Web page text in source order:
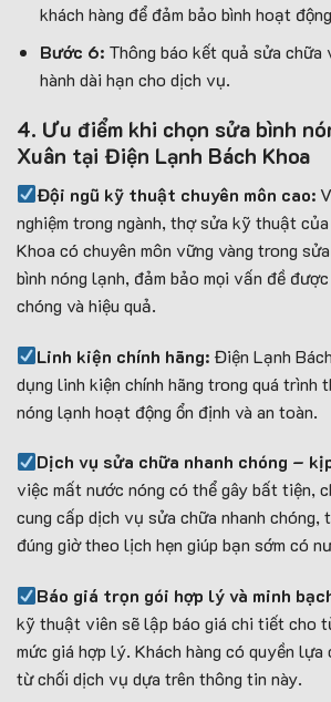
khách hàng để đảm bảo bình hoạt
Bước 6:Thông báo kết quả sửa chữa
hành dài hạn cho dịch vụ.
4. Ưu điểm khi chọn sửa bình
Xuân tại Điện Lạnh Bách Khoa
Đội ngũ kỹ thuật chuyên môn cao:
nghiệm trong ngành, thợ sửa kỹ thuật
Khoa có chuyên môn vững vàng trong
bình nóng lạnh, đảm bảo mọi vấn đề
chóng và hiệu quả.
Linh kiện chính hãng: Điện Lạnh
dụng linh kiện chính hãng trong quá trình
nóng lạnh hoạt động ổn định và an toàn.
Dịch vụ sửa chữa nhanh chóng –
việc mất nước nóng có thể gây bất tiện,
cung cấp dịch vụ sửa chữa nhanh
đúng giờ theo lịch hẹn giúp bạn sớm có
Báo giá trọn gói hợp lý và minh
kỹ thuật viên sẽ lập báo giá chi tiết cho
mức giá hợp lý. Khách hàng có quyền
từ chối dịch vụ dựa trên thông tin này.